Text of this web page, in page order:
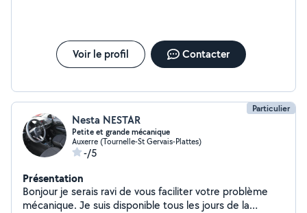
Voir le profil Contacter
Particulier
Nesta NESTAR
Petite et grande mécanique
Auxerre (Tournelle-St Gervais-Plattes)
-/5
Présentation
Bonjour je serais ravi de vous faciliter votre problème
mécanique. Je suis disponible tous les jours de la